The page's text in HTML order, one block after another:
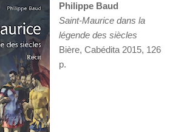
Philippe Baud
Saint-Maurice dans la
légende des siècles
Bière, Cabédita 2015, 126
p.